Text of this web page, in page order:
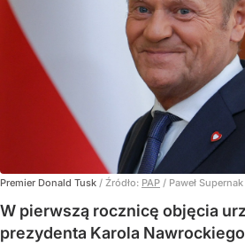
Premier Donald Tusk / Źródło: PAP / Paweł Supernak
W pierwszą rocznicę objęcia
prezydenta Karola